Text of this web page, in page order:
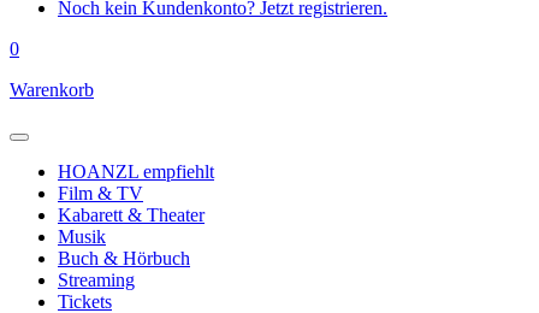
Noch kein Kundenkonto? Jetzt registrieren.
0
Warenkorb
HOANZL empfiehlt
Film & TV
Kabarett & Theater
Musik
Buch & Hörbuch
Streaming
Tickets